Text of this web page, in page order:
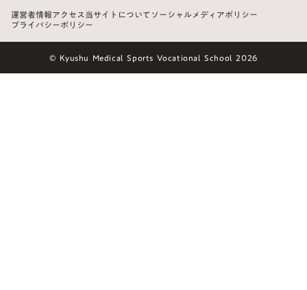
運営者情報アクセス当サイトについてソーシャルメディアポリシー
プライバシーポリシー
© Kyushu Medical Sports Vocational School 2026